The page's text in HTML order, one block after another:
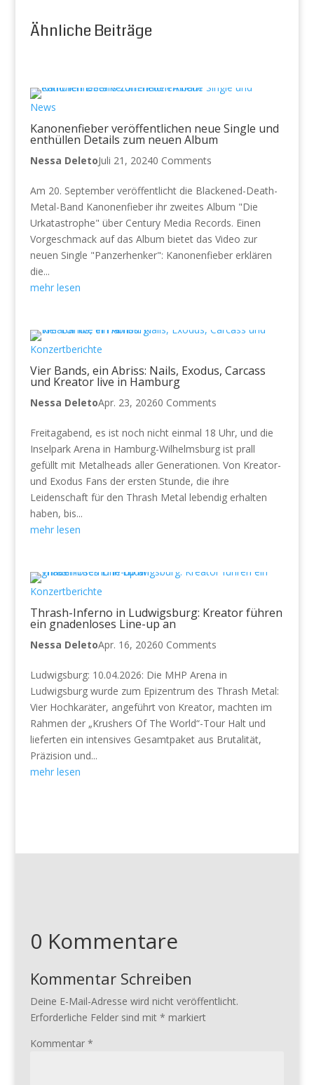
Ähnliche Beiträge
News
Kanonenfieber veröffentlichen neue Single und
enthüllen Details zum neuen Album
Nessa DeletoJuli 21, 20240 Comments
Am 20. September veröffentlicht die Blackened-Death-
Metal-Band Kanonenfieber ihr zweites Album "Die
Urkatastrophe" über Century Media Records. Einen
Vorgeschmack auf das Album bietet das Video zur
neuen Single "Panzerhenker": Kanonenfieber erklären
die...
mehr lesen
Konzertberichte
Vier Bands, ein Abriss: Nails, Exodus, Carcass
und Kreator live in Hamburg
Nessa DeletoApr. 23, 20260 Comments
Freitagabend, es ist noch nicht einmal 18 Uhr, und die
Inselpark Arena in Hamburg-Wilhelmsburg ist prall
gefüllt mit Metalheads aller Generationen. Von Kreator-
und Exodus Fans der ersten Stunde, die ihre
Leidenschaft für den Thrash Metal lebendig erhalten
haben, bis...
mehr lesen
Konzertberichte
Thrash-Inferno in Ludwigsburg: Kreator führen
ein gnadenloses Line-up an
Nessa DeletoApr. 16, 20260 Comments
Ludwigsburg: 10.04.2026: Die MHP Arena in
Ludwigsburg wurde zum Epizentrum des Thrash Metal:
Vier Hochkaräter, angeführt von Kreator, machten im
Rahmen der „Krushers Of The World“-Tour Halt und
lieferten ein intensives Gesamtpaket aus Brutalität,
Präzision und...
mehr lesen
0 Kommentare
Kommentar Schreiben
Deine E-Mail-Adresse wird nicht veröffentlicht.
Erforderliche Felder sind mit * markiert
Kommentar *